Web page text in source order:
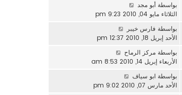
بواسطة أبو مجد
الثلاثاء مايو 04, 2010 9:23 pm
بواسطة فارس خيبر
الأحد إبريل 18, 2010 12:37 pm
بواسطة مركز الرماح
الأربعاء إبريل 14, 2010 8:53 am
بواسطة ابو سياف
الأحد مارس 07, 2010 9:02 pm